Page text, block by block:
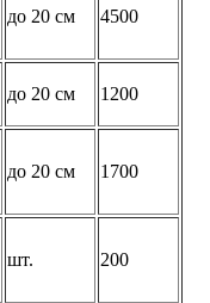
до 20 см 4500
до 20 см 1200
до 20 см 1700
шт. 200